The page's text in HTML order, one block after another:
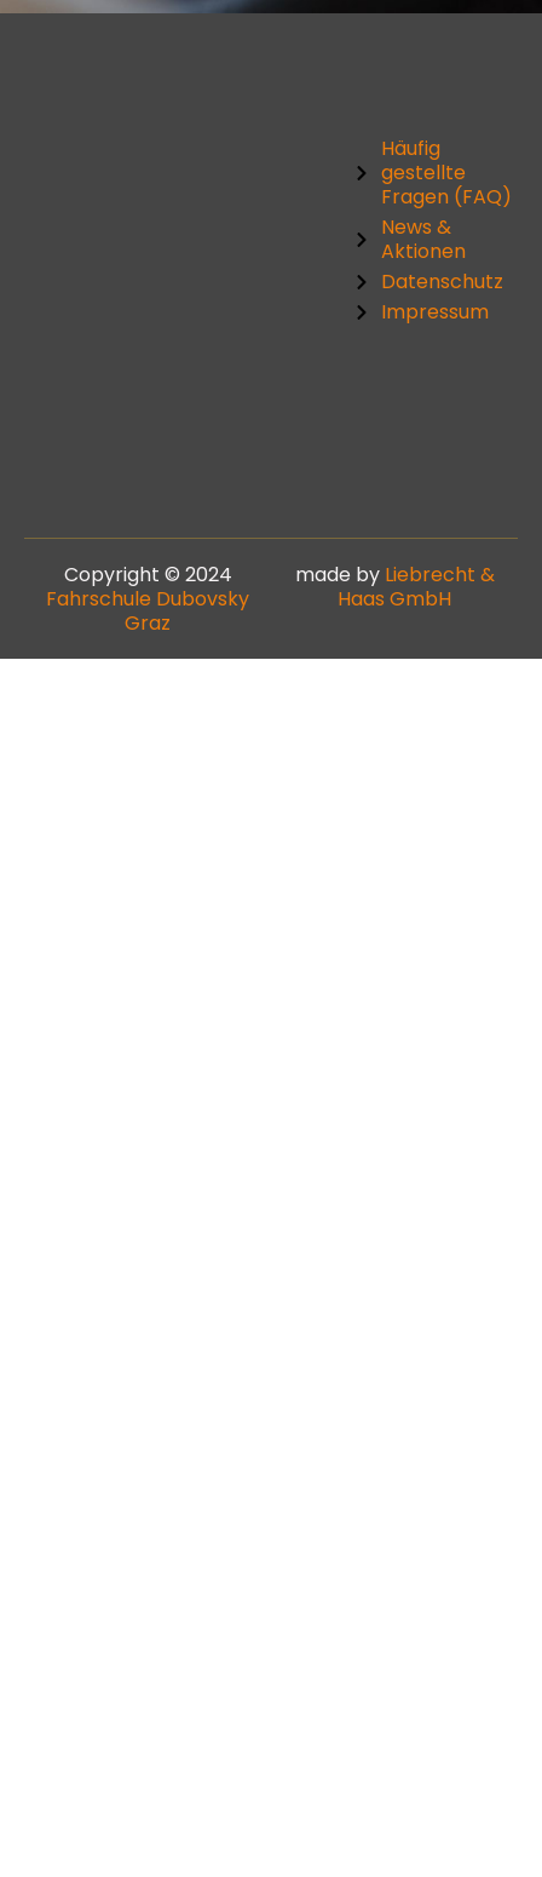
Häufig
gestellte
Fragen (FAQ)
News &
Aktionen
Datenschutz
Impressum
Copyright © 2024
Fahrschule Dubovsky
Graz
made by Liebrecht &
Haas GmbH